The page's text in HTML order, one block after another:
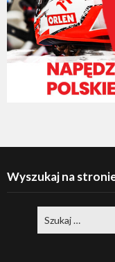
Wyszukaj na